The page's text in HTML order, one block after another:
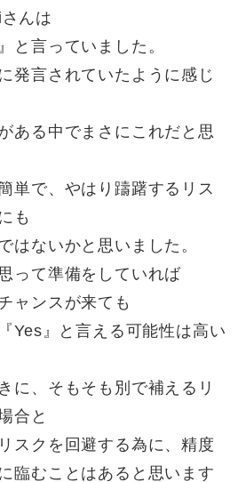
んは
と言っていました。
発言されていたように感じ
ある中でまさにこれだと思
単で、やはり躊躇するリス
も
はないかと思いました。
って準備をしていれば
ャンスが来ても
Yes』と言える可能性は高い
に、そもそも別で補えるリ
合と
スクを回避する為に、精度
臨むことはあると思います